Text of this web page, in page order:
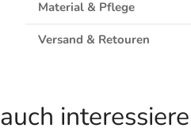
Material & Pflege
Versand & Retouren